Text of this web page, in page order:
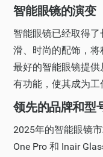
智能眼镜的演变
智能眼镜已经取得
滑、时尚的配饰，
最好的智能眼镜提
有功能，使其成为
领先的品牌和型
2025年的智能眼镜
One Pro 和 Inair